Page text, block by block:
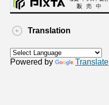
Translation
Powered by Translate